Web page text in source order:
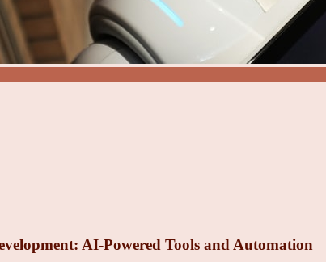
AI-Powered Tools and Automation